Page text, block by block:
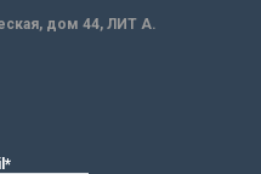
дом 44, ЛИТ А.